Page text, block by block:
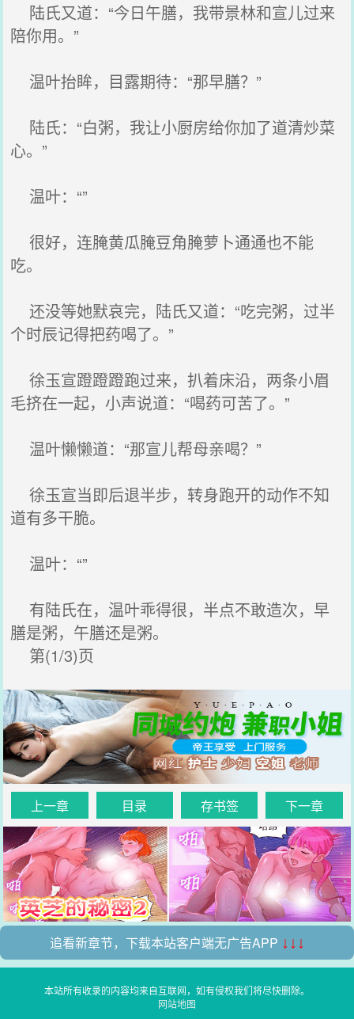
陆氏又道：“今日午膳，我带景林和宣儿过来
陪你用。”
温叶抬眸，目露期待：“那早膳？”
陆氏：“白粥，我让小厨房给你加了道清炒菜
心。”
温叶：“”
很好，连腌黄瓜腌豆角腌萝卜通通也不能
吃。
还没等她默哀完，陆氏又道：“吃完粥，过半
个时辰记得把药喝了。”
徐玉宣蹬蹬蹬跑过来，扒着床沿，两条小眉
毛挤在一起，小声说道：“喝药可苦了。”
温叶懒懒道：“那宣儿帮母亲喝？”
徐玉宣当即后退半步，转身跑开的动作不知
道有多干脆。
温叶：“”
有陆氏在，温叶乖得很，半点不敢造次，早
膳是粥，午膳还是粥。
第(1/3)页
上一章 目录 存书签 下一章
追看新章节，下载本站客户端无广告APP ↓↓↓
本站所有收录的内容均来自互联网，如有侵权我们将尽快删除。
网站地图